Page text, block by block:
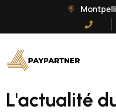
L'actualité